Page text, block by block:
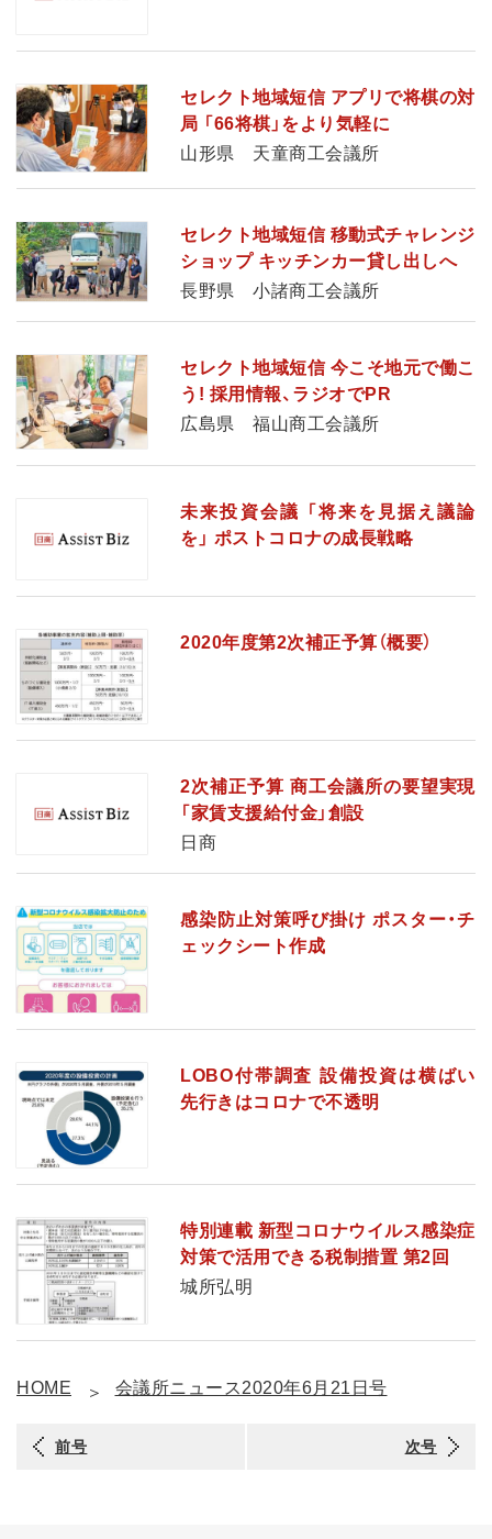
セレクト地域短信 アプリで将棋の対
局 「66将棋」をより気軽に
山形県 天童商工会議所
セレクト地域短信 移動式チャレンジ
ショップ キッチンカー貸し出しへ
長野県 小諸商工会議所
セレクト地域短信 今こそ地元で働こ
う! 採用情報、ラジオでPR
広島県 福山商工会議所
未来投資会議 「将来を見据え議論
を」 ポストコロナの成長戦略
2020年度第2次補正予算（概要）
2次補正予算 商工会議所の要望実現
「家賃支援給付金」創設
日商
感染防止対策呼び掛け ポスター・チ
ェックシート作成
LOBO付帯調査 設備投資は横ばい
先行きはコロナで不透明
特別連載 新型コロナウイルス感染症
対策で活用できる税制措置 第2回
城所弘明
HOME 会議所ニュース2020年6月21日号
前号 次号